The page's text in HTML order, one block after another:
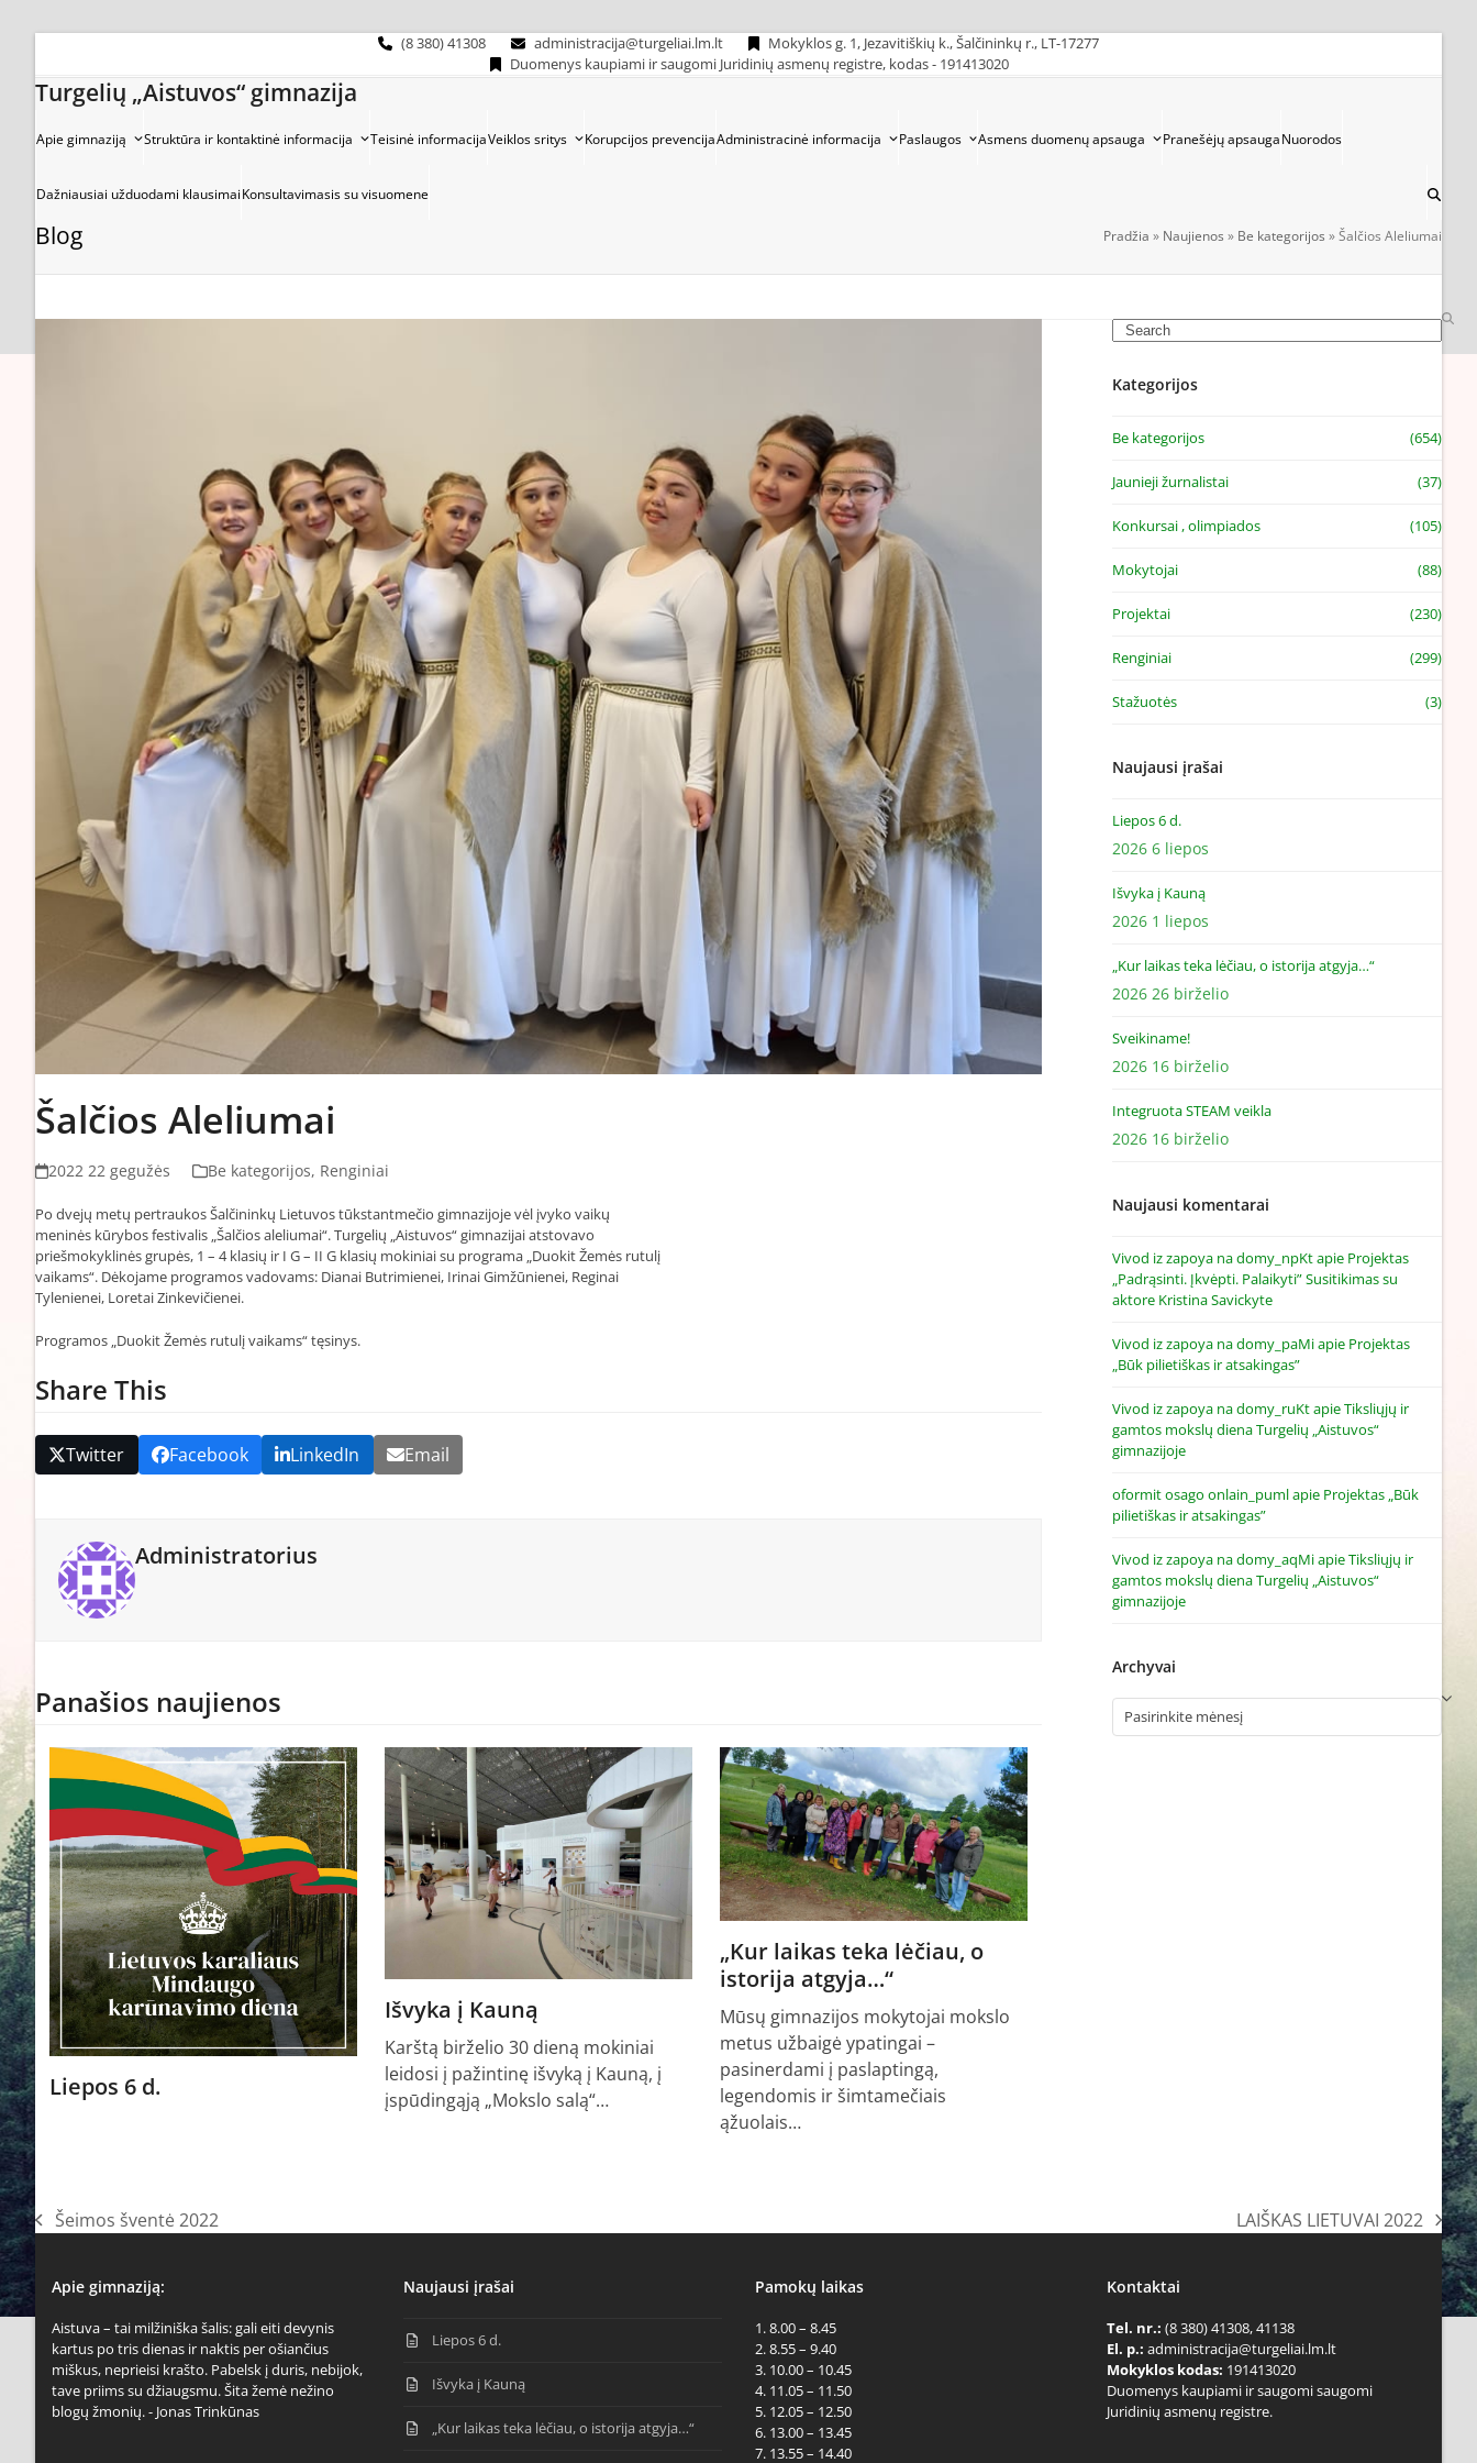
(8 380) 41308 administracija@turgeliai.lm.lt
Mokyklos g. 1, Jezavitiškių k., Šalčininkų r., LT-17277
Duomenys kaupiami ir saugomi Juridinių asmenų registre, kodas - 191413020
Turgelių „Aistuvos“ gimnazija
Apie gimnaziją Struktūra ir kontaktinė informacija Teisinė informacijaVeiklos sritys Korupcijos prevencijaAdministracinė informacija Paslaugos Asmens duomenų apsauga Pranešėjų apsaugaNuorodos
Dažniausiai užduodami klausimaiKonsultavimasis su visuomene
Blog Pradžia » Naujienos » Be kategorijos »Šalčios Aleliumai
Šalčios Aleliumai
2022 22 gegužės Be kategorijos, Renginiai
Po dvejų metų pertraukos Šalčininkų Lietuvos tūkstantmečio gimnazijoje vėl įvyko vaikų
meninės kūrybos festivalis „Šalčios aleliumai“. Turgelių „Aistuvos“ gimnazijai atstovavo
priešmokyklinės grupės, 1 – 4 klasių ir I G – II G klasių mokiniai su programa „Duokit Žemės rutulį
vaikams“. Dėkojame programos vadovams: Dianai Butrimienei, Irinai Gimžūnienei, Reginai
Tylenienei, Loretai Zinkevičienei.
Programos „Duokit Žemės rutulį vaikams“ tęsinys.
Share This
Twitter Facebook LinkedIn Email
Administratorius
Panašios naujienos
Liepos 6 d.
Išvyka į Kauną
Karštą birželio 30 dieną mokiniai
leidosi į pažintinę išvyką į Kauną, į
įspūdingąją „Mokslo salą“…
„Kur laikas teka lėčiau, o
istorija atgyja…“
Mūsų gimnazijos mokytojai mokslo
metus užbaigė ypatingai –
pasinerdami į paslaptingą,
legendomis ir šimtamečiais
ąžuolais…
Search
Kategorijos
Be kategorijos (654)
Jaunieji žurnalistai (37)
Konkursai , olimpiados (105)
Mokytojai (88)
Projektai (230)
Renginiai (299)
Stažuotės (3)
Naujausi įrašai
Liepos 6 d.
2026 6 liepos
Išvyka į Kauną
2026 1 liepos
„Kur laikas teka lėčiau, o istorija atgyja…“
2026 26 birželio
Sveikiname!
2026 16 birželio
Integruota STEAM veikla
2026 16 birželio
Naujausi komentarai
Vivod iz zapoya na domy_npKtapie Projektas
„Padrąsinti. Įkvėpti. Palaikyti” Susitikimas su
aktore Kristina Savickyte
Vivod iz zapoya na domy_paMiapie Projektas
„Būk pilietiškas ir atsakingas”
Vivod iz zapoya na domy_ruKtapieTiksliųjų ir
gamtos mokslų diena Turgelių „Aistuvos“
gimnazijoje
oformit osago onlain_pumlapie Projektas „Būk
pilietiškas ir atsakingas”
Vivod iz zapoya na domy_aqMiapieTiksliųjų ir
gamtos mokslų diena Turgelių „Aistuvos“
gimnazijoje
Archyvai
Archyvai
previous
Šeimos šventė 2022
next
LAIŠKAS LIETUVAI 2022
Apie gimnaziją:
Aistuva – tai milžiniška šalis: gali eiti devynis
kartus po tris dienas ir naktis per ošiančius
miškus, neprieisi krašto. Pabelsk į duris, nebijok,
tave priims su džiaugsmu. Šita žemė nežino
blogų žmonių. - Jonas Trinkūnas
Naujausi įrašai
Liepos 6 d.
Išvyka į Kauną
„Kur laikas teka lėčiau, o istorija atgyja…“
Pamokų laikas
1. 8.00 – 8.45
2. 8.55 – 9.40
3. 10.00 – 10.45
4. 11.05 – 11.50
5. 12.05 – 12.50
6. 13.00 – 13.45
7. 13.55 – 14.40
Kontaktai
Tel. nr.: (8 380) 41308, 41138
El. p.: administracija@turgeliai.lm.lt
Mokyklos kodas: 191413020
Duomenys kaupiami ir saugomi saugomi
Juridinių asmenų registre.